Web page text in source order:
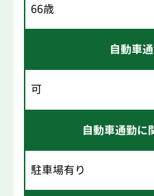
66歳
自動車
可
自動車通勤に
駐車場有り